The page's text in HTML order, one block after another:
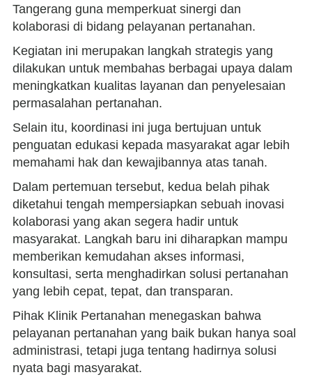
Tangerang guna memperkuat sinergi dan
kolaborasi di bidang pelayanan pertanahan.
​Kegiatan ini merupakan langkah strategis yang
dilakukan untuk membahas berbagai upaya dalam
meningkatkan kualitas layanan dan penyelesaian
permasalahan pertanahan.
Selain itu, koordinasi ini juga bertujuan untuk
penguatan edukasi kepada masyarakat agar lebih
memahami hak dan kewajibannya atas tanah.
​Dalam pertemuan tersebut, kedua belah pihak
diketahui tengah mempersiapkan sebuah inovasi
kolaborasi yang akan segera hadir untuk
masyarakat. Langkah baru ini diharapkan mampu
memberikan kemudahan akses informasi,
konsultasi, serta menghadirkan solusi pertanahan
yang lebih cepat, tepat, dan transparan.
​Pihak Klinik Pertanahan menegaskan bahwa
pelayanan pertanahan yang baik bukan hanya soal
administrasi, tetapi juga tentang hadirnya solusi
nyata bagi masyarakat.